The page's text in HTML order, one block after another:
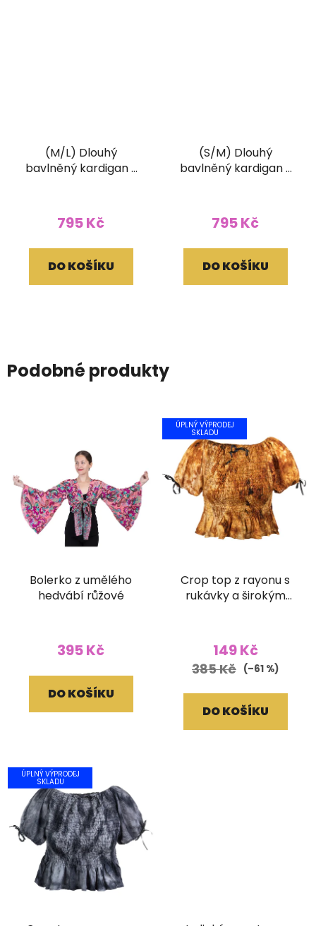
(M/L) Dlouhý
bavlněný kardigan s
795 Kč
DO KOŠÍKU
(S/M) Dlouhý
bavlněný kardigan s
795 Kč
DO KOŠÍKU
Podobné produkty
Bolerko z umělého
hedvábí růžové
395 Kč
DO KOŠÍKU
ÚPLNÝ VÝPRODEJ
SKLADU
Crop top z rayonu s
rukávky a širokým
149 Kč
385 Kč (–61 %)
DO KOŠÍKU
ÚPLNÝ VÝPRODEJ
SKLADU